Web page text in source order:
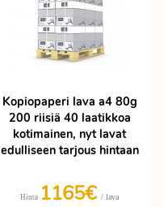
Kopiopaperi lava a4 80g
200 riisiä 40 laatikkoa
kotimainen, nyt lavat
edulliseen tarjous hintaan
Hinta 1165€ / lava